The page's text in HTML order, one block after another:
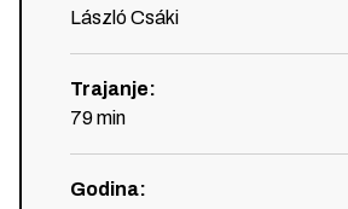
László Csáki
Trajanje:
79min
Godina: